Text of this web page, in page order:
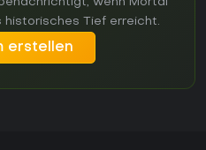
wenn Mortal
historisches Tief erreicht.
erstellen